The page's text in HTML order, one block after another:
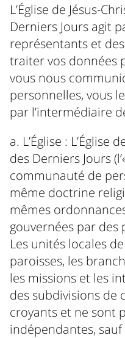
L’Église de Jésus-
Derniers Jours agit
représentants et
traiter vos données
vous nous
personnelles, vous
par l’intermédiaire
a. L’Église : L’Église
des Derniers Jours
communauté de
même doctrine
mêmes
gouvernées par des
Les unités locales
paroisses, les
les missions et les
des subdivisions de
croyants et ne sont
indépendantes,